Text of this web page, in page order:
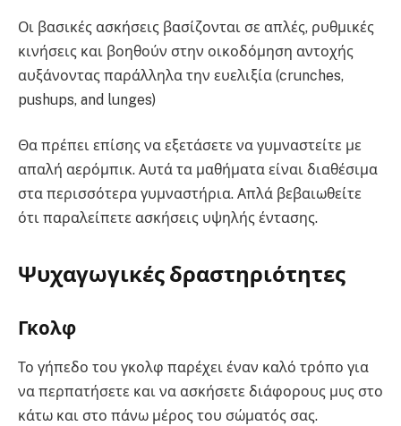
Οι βασικές ασκήσεις βασίζονται σε απλές, ρυθμικές
κινήσεις και βοηθούν στην οικοδόμηση αντοχής
αυξάνοντας παράλληλα την ευελιξία (crunches,
pushups, and lunges)
Θα πρέπει επίσης να εξετάσετε να γυμναστείτε με
απαλή αερόμπικ. Αυτά τα μαθήματα είναι διαθέσιμα
στα περισσότερα γυμναστήρια. Απλά βεβαιωθείτε
ότι παραλείπετε ασκήσεις υψηλής έντασης.
Ψυχαγωγικές δραστηριότητες
Γκολφ
Το γήπεδο του γκολφ παρέχει έναν καλό τρόπο για
να περπατήσετε και να ασκήσετε διάφορους μυς στο
κάτω και στο πάνω μέρος του σώματός σας.